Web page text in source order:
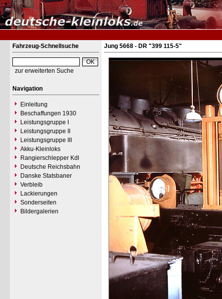
Fahrzeug-Schnellsuche
zur erweiterten Suche
Navigation
Einleitung
Beschaffungen 1930
Leistungsgruppe I
Leistungsgruppe II
Leistungsgruppe III
Akku-Kleinloks
Rangierschlepper Kdl
Deutsche Reichsbahn
Danske Statsbaner
Verbleib
Lackierungen
Sonderseiten
Bildergalerien
Jung 5668 - DR "399 115-5"